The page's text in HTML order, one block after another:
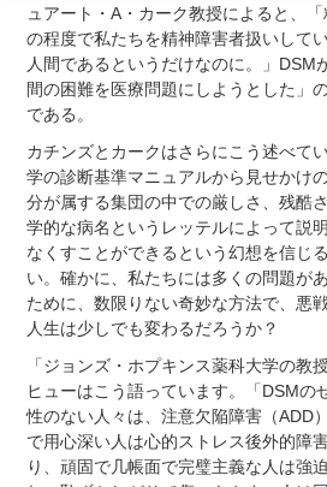
ュアート・A・カーク教授によると、
の程度で私たちを精神障害者扱いして
人間であるというだけなのに。」 DSM
間の困難を医療問題にしようとした」
である。
カチンズとカークはさらにこう述べて
学の診断基準マニュアルから見せかけ
分が属する集団の中での厳しさ、残酷
学的な病名というレッテルによって説
なくすことができるという幻想を信じ
い。確かに、私たちには多くの問題が
ために、数限りない奇妙な方法で、悪
人生は少しでも変わるだろうか？
「ジョンズ・ホプキンス薬科大学の教
ヒューはこう語っています。「DSMの
性のない人々は、注意欠陥障害（ADD
で用心深い人は心的ストレス後外的障
り、頑固で几帳面で完璧主義な人は強